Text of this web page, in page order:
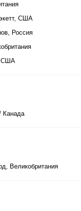
США
Россия
США
Канада
Великобритания